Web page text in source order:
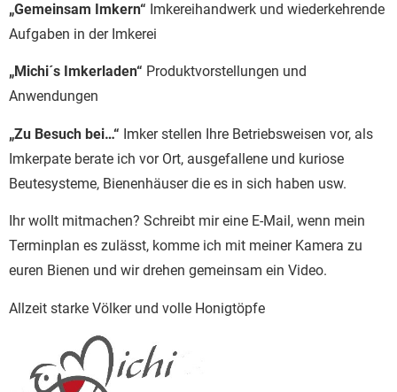
„Gemeinsam Imkern“ Imkereihandwerk und wiederkehrende
Aufgaben in der Imkerei
„Michi´s Imkerladen“ Produktvorstellungen und
Anwendungen
„Zu Besuch bei…“ Imker stellen Ihre Betriebsweisen vor, als
Imkerpate berate ich vor Ort, ausgefallene und kuriose
Beutesysteme, Bienenhäuser die es in sich haben usw.
Ihr wollt mitmachen? Schreibt mir eine E-Mail, wenn mein
Terminplan es zulässt, komme ich mit meiner Kamera zu
euren Bienen und wir drehen gemeinsam ein Video.
Allzeit starke Völker und volle Honigtöpfe